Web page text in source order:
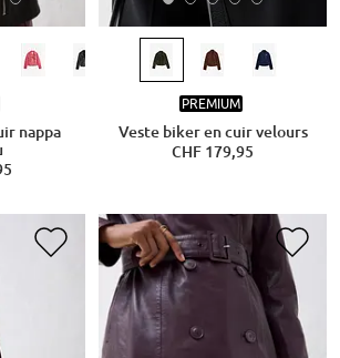
nappa
PREMIUM
Veste biker en cuir velours
CHF 179,95